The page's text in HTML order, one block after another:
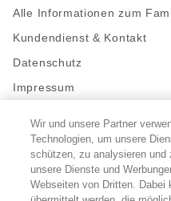
Alle Informationen zum
Kundendienst & Kontakt
Datenschutz
Impressum
Bleibe mit uns in Kontakt
Facebook
https://https://
Wir und unsere Partner
Technologien, um unsere
schützen, zu analysieren und
unsere Dienste und
Webseiten von Dritten. Dabei